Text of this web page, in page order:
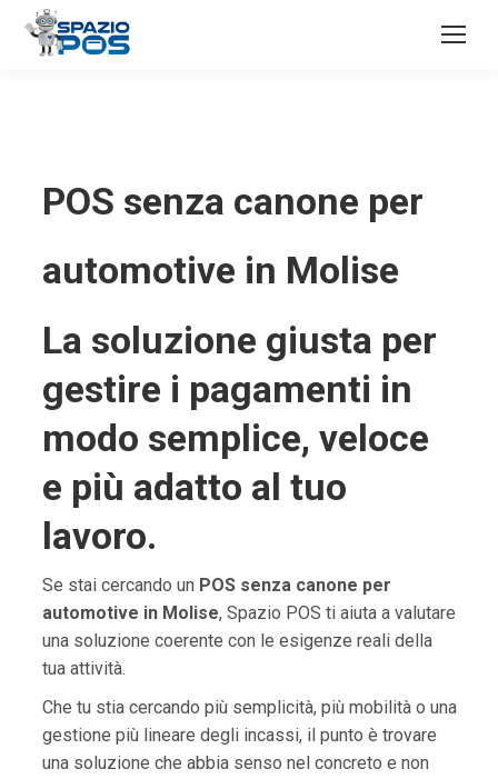
POS senza canone per
automotive in Molise
La soluzione giusta per
gestire i pagamenti in
modo semplice, veloce
e più adatto al tuo
lavoro.
Se stai cercando un POS senza canone per
automotive in Molise, Spazio POS ti aiuta a valutare
una soluzione coerente con le esigenze reali della
tua attività.
Che tu stia cercando più semplicità, più mobilità o una
gestione più lineare degli incassi, il punto è trovare
una soluzione che abbia senso nel concreto e non